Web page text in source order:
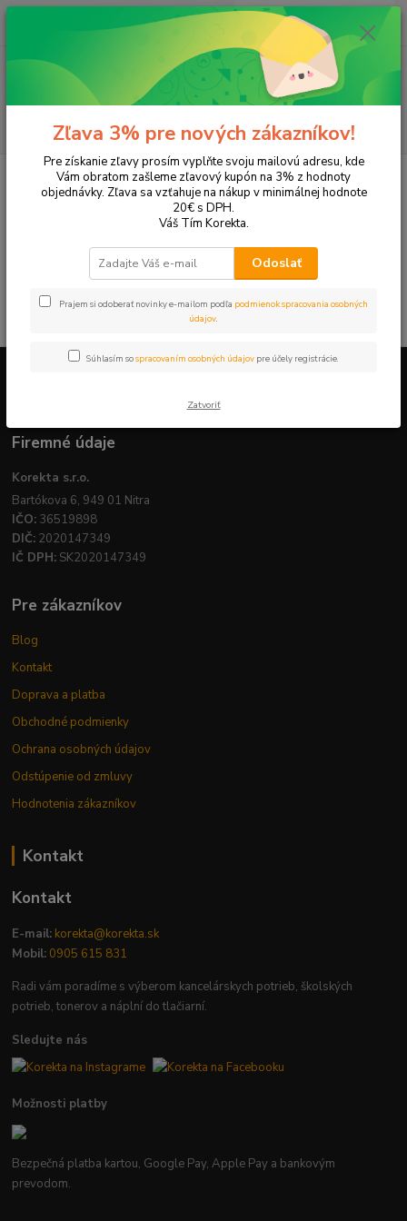
Hľadať
ks
za 0,00 EUR
Tonery a náplne do tlačiarní Hewlett Packard
HP DeskJet
DeskJet F4238
DeskJet F4238
V tejto kategórii nebol nájdený žiadny tovar.
Firemné údaje a informácie
Firemné údaje
Korekta s.r.o.
Bartókova 6, 949 01 Nitra
IČO: 36519898
DIČ: 2020147349
IČ DPH: SK2020147349
Pre zákazníkov
Blog
Kontakt
Doprava a platba
Obchodné podmienky
Ochrana osobných údajov
Odstúpenie od zmluvy
Hodnotenia zákazníkov
Kontakt
Kontakt
E-mail: korekta@korekta.sk
Mobil: 0905 615 831
Radi vám poradíme s výberom kancelárskych potrieb, školských
potrieb, tonerov a náplní do tlačiarní.
Sledujte nás
Možnosti platby
Bezpečná platba kartou, Google Pay, Apple Pay a bankovým
prevodom.
Zľava 3% pre nových zákazníkov!
Pre získanie zľavy prosím vyplňte svoju mailovú adresu, kde
Vám obratom zašleme zľavový kupón na 3% z hodnoty
objednávky. Zľava sa vzťahuje na nákup v minimálnej hodnote
20€ s DPH.
Váš Tím Korekta.
Odoslať
Prajem si odoberať novinky e-mailom podľa podmienok spracovania osobných
údajov.
Súhlasím sospracovaním osobných údajov pre účely registrácie.
Zatvoriť